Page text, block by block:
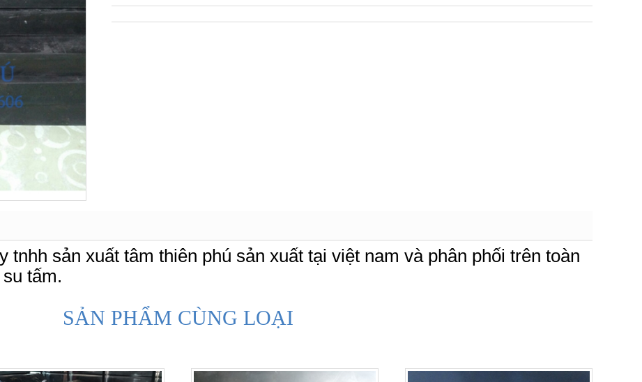
tnhh sản xuất tâm thiên phú sản xuất tại việt nam và phân phối trên toàn
tấm.
SẢN PHẨM CÙNG LOẠI